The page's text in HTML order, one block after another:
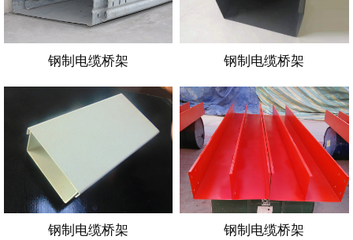
钢制电缆桥架 钢制电缆桥架
钢制电缆桥架 钢制电缆桥架